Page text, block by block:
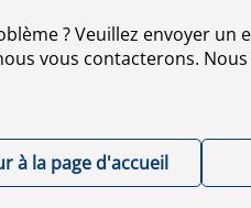
? Veuillez envoyer un
vous contacterons.
à la page d'accueil